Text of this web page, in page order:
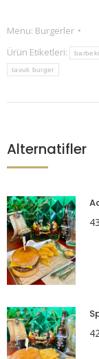
Menu: Burgerler
Ürün Etiketleri:
tavuk burger
Alternatifler